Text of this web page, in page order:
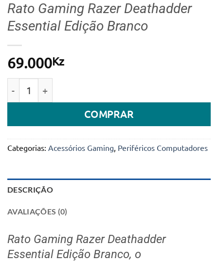
Rato Gaming Razer Deathadder
Essential Edição Branco
69.000Kz
COMPRAR
Categorias: Acessórios Gaming, Periféricos Computadores
DESCRIÇÃO
AVALIAÇÕES (0)
Rato Gaming Razer Deathadder
Essential Edição Branco, o